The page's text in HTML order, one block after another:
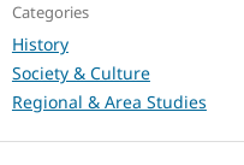
Categories
History
Society & Culture
Regional & Area Studies